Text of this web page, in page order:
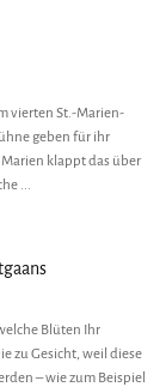
vierten St.-Marien-
geben für ihr
klappt das über
...
Blüten Ihr
zu Gesicht, weil diese
– wie zum Beispiel